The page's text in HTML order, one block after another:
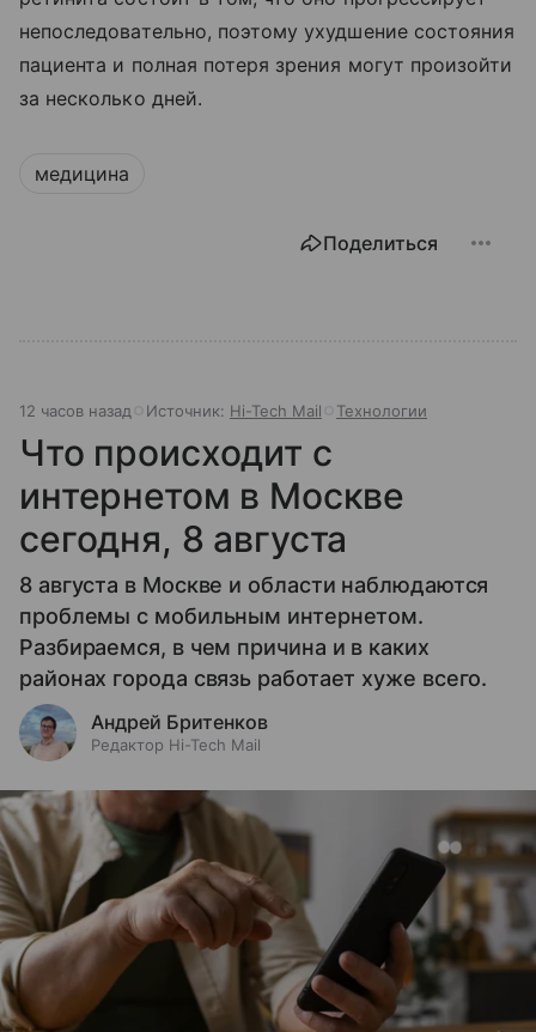
непоследовательно, поэтому ухудшение состояния
пациента и полная потеря зрения могут произойти
за несколько дней.
медицина
Поделиться
12 часов назад Источник: Hi-Tech Mail Технологии
Что происходит с
интернетом в Москве
сегодня, 8 августа
8 августа в Москве и области наблюдаются
проблемы с мобильным интернетом.
Разбираемся, в чем причина и в каких
районах города связь работает хуже всего.
Андрей Бритенков
Редактор Hi-Tech Mail